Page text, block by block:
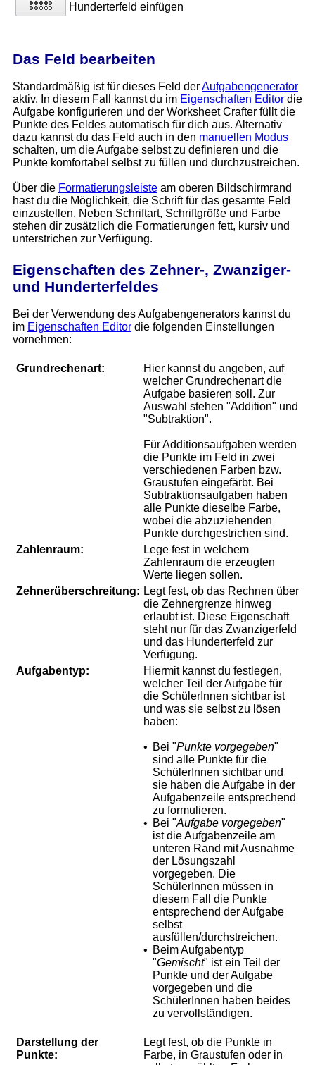
Hunderterfeld einfügen
Das Feld bearbeiten
Standardmäßig ist für dieses Feld derAufgabengenerator
aktiv. In diesem Fall kannst du im Eigenschaften Editor die
Aufgabe konfigurieren und der Worksheet Crafter füllt die
Punkte des Feldes automatisch für dich aus. Alternativ
dazu kannst du das Feld auch in den manuellen Modus
schalten, um die Aufgabe selbst zu definieren und die
Punkte komfortabel selbst zu füllen und durchzustreichen.
Über die Formatierungsleiste am oberen Bildschirmrand
hast du die Möglichkeit, die Schrift für das gesamte Feld
einzustellen. Neben Schriftart, Schriftgröße und Farbe
stehen dir zusätzlich die Formatierungen fett, kursiv und
unterstrichen zur Verfügung.
Eigenschaften des Zehner-, Zwanziger-
und Hunderterfeldes
Bei der Verwendung des Aufgabengenerators kannst du
im Eigenschaften Editor die folgenden Einstellungen
vornehmen:
Grundrechenart:
Hier kannst du angeben, auf
welcher Grundrechenart die
Aufgabe basieren soll. Zur
Auswahl stehen "Addition" und
"Subtraktion".
Für Additionsaufgaben werden
die Punkte im Feld in zwei
verschiedenen Farben bzw.
Graustufen eingefärbt. Bei
Subtraktionsaufgaben haben
alle Punkte dieselbe Farbe,
wobei die abzuziehenden
Punkte durchgestrichen sind.
Zahlenraum:
Lege fest in welchem
Zahlenraum die erzeugten
Werte liegen sollen.
Zehnerüberschreitung: Legt fest, ob das Rechnen über
die Zehnergrenze hinweg
erlaubt ist. Diese Eigenschaft
steht nur für das Zwanzigerfeld
und das Hunderterfeld zur
Verfügung.
Aufgabentyp:
Hiermit kannst du festlegen,
welcher Teil der Aufgabe für
die SchülerInnen sichtbar ist
und was sie selbst zu lösen
haben:
• Bei "Punkte vorgegeben"
sind alle Punkte für die
SchülerInnen sichtbar und
sie haben die Aufgabe in der
Aufgabenzeile entsprechend
zu formulieren.
• Bei "Aufgabe vorgegeben"
ist die Aufgabenzeile am
unteren Rand mit Ausnahme
der Lösungszahl
vorgegeben. Die
SchülerInnen müssen in
diesem Fall die Punkte
entsprechend der Aufgabe
selbst
ausfüllen/durchstreichen.
• Beim Aufgabentyp
"Gemischt" ist ein Teil der
Punkte und der Aufgabe
vorgegeben und die
SchülerInnen haben beides
zu vervollständigen.
Darstellung der
Punkte:
Legt fest, ob die Punkte in
Farbe, in Graustufen oder in